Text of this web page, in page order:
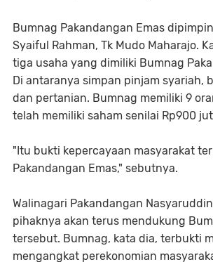
Bumnag Pakandangan Emas
Syaiful Rahman, Tk Mudo Maharajo.
tiga usaha yang dimiliki Bumnag
Di antaranya simpan pinjam syariah,
dan pertanian. Bumnag memiliki 9
telah memiliki saham senilai Rp900
"Itu bukti kepercayaan masyarakat
Pakandangan Emas," sebutnya.
Walinagari Pakandangan
pihaknya akan terus mendukung
tersebut. Bumnag, kata dia, terbukti
mengangkat perekonomian